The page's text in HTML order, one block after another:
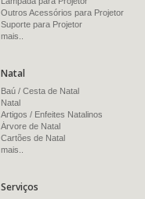
Outros Acessórios para Projetor
Suporte para Projetor
mais..
Natal
Baú / Cesta de Natal
Natal
Artigos / Enfeites Natalinos
Árvore de Natal
Cartões de Natal
mais..
Serviços